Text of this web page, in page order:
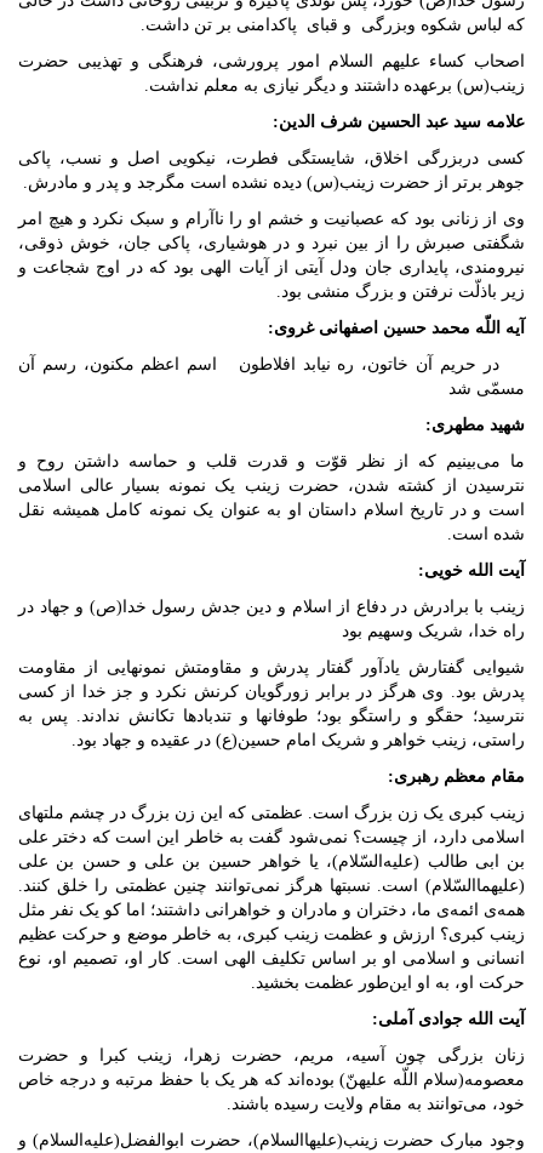
که لباس شکوه وبزرگی و قبای پاکدامنی بر تن داشت.
اصحاب کساء علیهم السلام امور پرورشی، فرهنگی و تهذیبی حضرت
زینب(س) برعهده داشتند و دیگر نیازی به معلم نداشت.
علامه سید عبد الحسین شرف الدین:
کسی دربزرگی اخلاق، شایستگی فطرت، نیکویی اصل و نسب، پاکی
جوهر برتر از حضرت زینب(س) دیده نشده است مگرجد و پدر و مادرش.
وی از زنانی بود که عصبانیت و خشم او را ناآرام و سبک نکرد و هیچ امر
شگفتی صبرش را از بین نبرد و در هوشیاری، پاکی جان، خوش ذوقی،
نیرومندی، پایداری جان ودل آیتی از آیات الهی بود که در اوج شجاعت و
زیر باذلّت نرفتن و بزرگ منشی بود.
آیه اللّه محمد حسین اصفهانی غروی:
در حریم آن خاتون، ره نیابد افلاطون اسم اعظم مکنون، رسم آن
مسمّی شد
شهید مطهری:
ما می‌بینیم که از نظر قوّت و قدرت قلب و حماسه داشتن روح و
نترسیدن از کشته شدن، حضرت زینب یک نمونه بسیار عالی اسلامی
است و در تاریخ اسلام داستان او به عنوان یک نمونه کامل همیشه نقل
شده است.
آیت الله خویی:
زینب با برادرش در دفاع از اسلام و دین جدش رسول خدا(ص) و جهاد در
راه خدا، شریک وسهیم بود
شیوایی گفتارش یادآور گفتار پدرش و مقاومتش نمونه­ایی از مقاومت
پدرش بود. وی هرگز در برابر زورگویان کرنش نکرد و جز خدا از کسی
نترسید؛ حقگو و راستگو بود؛ طوفانها و تندبادها تکانش ندادند. پس به
راستی، زینب خواهر و شریک امام حسین(ع) در عقیده و جهاد بود.
مقام معظم رهبری:
زینب کبری یک زن بزرگ است. عظمتی که این زن بزرگ در چشم ملتهای
اسلامی دارد، از چیست؟ نمی‌شود گفت به خاطر این است که دختر علی
بن ابی طالب (علیه‌السّلام)، یا خواهر حسین بن علی و حسن بن علی
(علیهماالسّلام) است. نسبتها هرگز نمی‌توانند چنین عظمتی را خلق کنند.
همه‌ی ائمه‌ی ما، دختران و مادران و خواهرانی داشتند؛ اما کو یک نفر مثل
زینب کبری؟ ارزش و عظمت زینب کبری، به خاطر موضع و حرکت عظیم
انسانی و اسلامی او بر اساس تکلیف الهی است. کار او، تصمیم او، نوع
حرکت او، به او این‌طور عظمت بخشید.
آیت الله جوادی آملی:
زنان بزرگی چون آسیه، مریم، حضرت زهرا، زینب کبرا و حضرت
معصومه(سلام اللّه علیهنّ) بوده‌اند که هر یک با حفظ مرتبه و درجه خاص
خود، می‌توانند به مقام ولایت رسیده باشند.
وجود مبارک حضرت زینب(علیهاالسلام)، حضرت ابوالفضل(علیه‌السلام) و